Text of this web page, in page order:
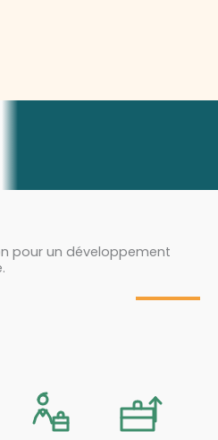
pour un développement